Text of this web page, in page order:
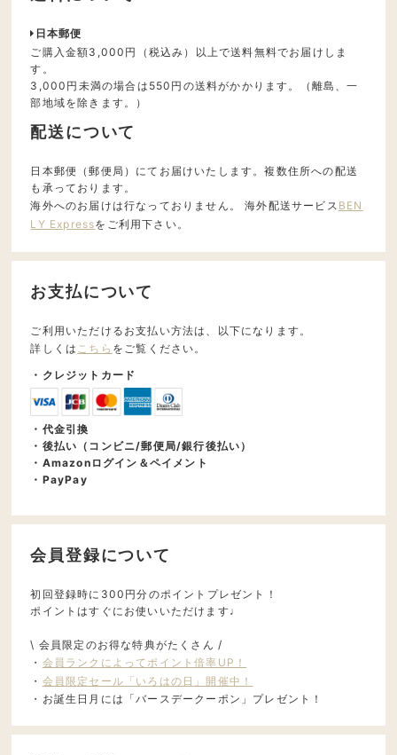
日本郵便
ご購入金額3,000円（税込み）以上で送料無料でお届けしま
す。
3,000円未満の場合は550円の送料がかかります。（離島、一
部地域を除きます。）
配送について
日本郵便（郵便局）にてお届けいたします。複数住所への配送
も承っております。
海外へのお届けは行なっておりません。 海外配送サービス BEN
LY Expressをご利用下さい。
お支払について
ご利用いただけるお支払い方法は、以下になります。
詳しくは こちら をご覧ください。
・クレジットカード
・代金引換
・後払い（コンビニ/郵便局/銀行後払い）
・Amazonログイン＆ペイメント
・PayPay
会員登録について
初回登録時に300円分のポイントプレゼント！
ポイントはすぐにお使いいただけます♩
\ 会員限定のお得な特典がたくさん /
・ 会員ランクによってポイント倍率UP！
・ 会員限定セール「いろはの日」開催中！
・お誕生日月には「バースデークーポン」プレゼント！